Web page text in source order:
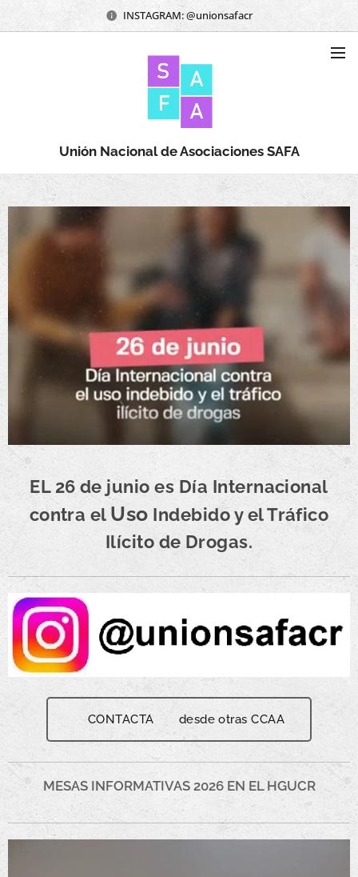
INSTAGRAM: @unionsafacr
Unión Nacional de Asociaciones SAFA
EL 26 de junio es Día Internacional
contra el Uso Indebido y el Tráfico
Ilícito de Drogas.
CONTACTA desde otras CCAA
MESAS INFORMATIVAS 2026 EN EL HGUCR